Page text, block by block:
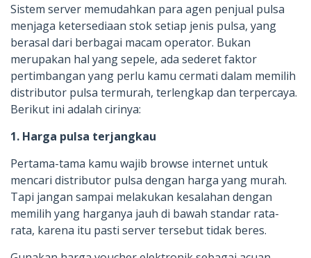
Sistem server memudahkan para agen penjual pulsa
menjaga ketersediaan stok setiap jenis pulsa, yang
berasal dari berbagai macam operator. Bukan
merupakan hal yang sepele, ada sederet faktor
pertimbangan yang perlu kamu cermati dalam memilih
distributor pulsa termurah, terlengkap dan terpercaya.
Berikut ini adalah cirinya:
1. Harga pulsa terjangkau
Pertama-tama kamu wajib browse internet untuk
mencari distributor pulsa dengan harga yang murah.
Tapi jangan sampai melakukan kesalahan dengan
memilih yang harganya jauh di bawah standar rata-
rata, karena itu pasti server tersebut tidak beres.